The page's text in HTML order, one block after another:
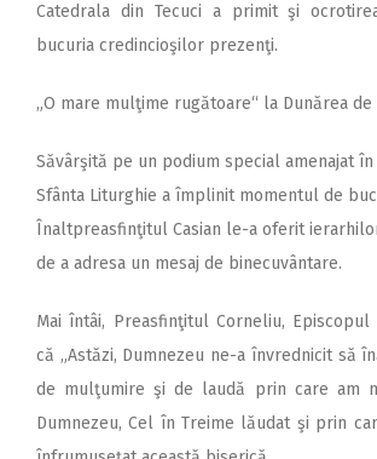
Catedrala din Tecuci a primit şi
bucuria credincioşilor prezenţi.
„O mare mulţime rugătoare“ la Dunărea de
Săvârşită pe un podium special amenajat
Sfânta Liturghie a împlinit momentul de
Înaltpreasfinţitul Casian le-a oferit
de a adresa un mesaj de binecuvântare.
Mai întâi, Preasfinţitul Corneliu,
că „Astăzi, Dumnezeu ne-a învrednicit să
de mulţumire şi de laudă prin care am
Dumnezeu, Cel în Treime lăudat şi prin